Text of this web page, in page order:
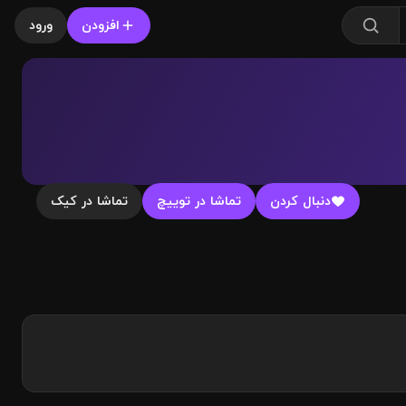
افزودن ورود
دنبال کردن تماشا در توییچ تماشا در کیک